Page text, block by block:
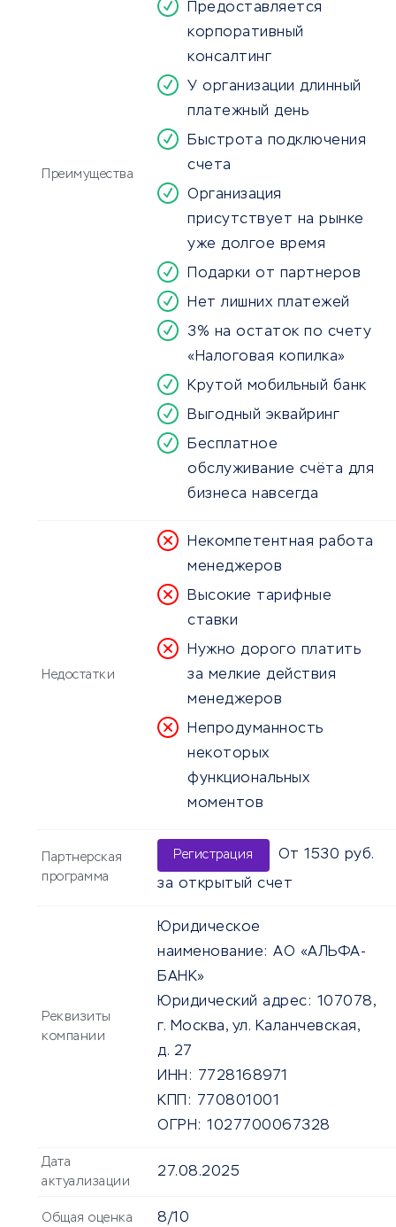
Преимущества
Предоставляется
корпоративный
консалтинг
У организации длинный
платежный день
Быстрота подключения
счета
Организация
присутствует на рынке
уже долгое время
Подарки от партнеров
Нет лишних платежей
3% на остаток по счету
«Налоговая копилка»
Крутой мобильный банк
Выгодный эквайринг
Бесплатное
обслуживание счёта для
бизнеса навсегда
Недостатки
Некомпетентная работа
менеджеров
Высокие тарифные
ставки
Нужно дорого платить
за мелкие действия
менеджеров
Непродуманность
некоторых
функциональных
моментов
Партнерская
программа
Регистрация От 1530 руб.
за открытый счет
Реквизиты
компании
Юридическое
наименование: АО «АЛЬФА-
БАНК»
Юридический адрес: 107078,
г. Москва, ул. Каланчевская,
д. 27
ИНН:
7728168971
КПП:
770801001
ОГРН: 1027700067328
Дата
актуализации
27.08.2025
Общая оценка 8/10